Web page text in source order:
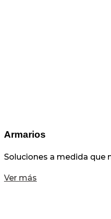
Armarios
Soluciones a medida que
Ver más